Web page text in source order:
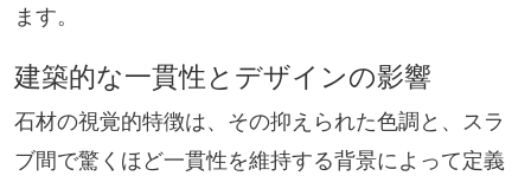
ます。
建築的な一貫性とデザインの影響
石材の視覚的特徴は、その抑えられた色調と、スラ
ブ間で驚くほど一貫性を維持する背景によって定義